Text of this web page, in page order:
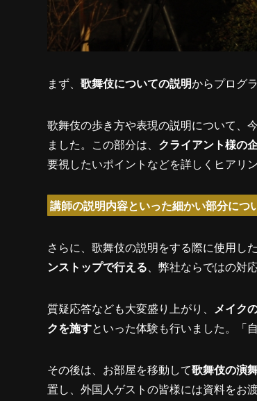
まず、 歌舞伎についての説明からプログ
歌舞伎の歩き方や表現の説明について、
ました。この部分は、 クライアント様の
要視したいポイントなどを詳しくヒアリ
講師の説明内容といった細かい部分につ
さらに、歌舞伎の説明をする際に使用し
ンストップで行える、弊社ならではの対応
質疑応答なども大変盛り上がり、 メイク
クを施すといった体験も行いました。「
その後は、お部屋を移動して歌舞伎の演
置し、外国人ゲストの皆様には資料をお